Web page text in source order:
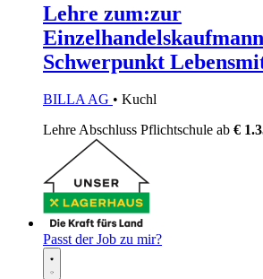
Lehre zum:zur
Schwerpunkt
BILLA AG • Kuchl
LehreAbschluss Pflichtschule ab €
Passt der Job zu mir?